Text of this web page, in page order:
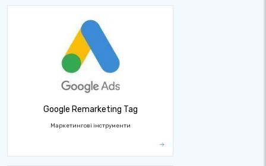
Google Remarketing Tag
Маркетингові інструменти